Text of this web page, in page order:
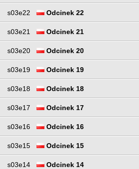
s03e22 Odcinek 22
s03e21 Odcinek 21
s03e20 Odcinek 20
s03e19 Odcinek 19
s03e18 Odcinek 18
s03e17 Odcinek 17
s03e16 Odcinek 16
s03e15 Odcinek 15
s03e14 Odcinek 14